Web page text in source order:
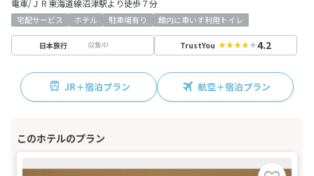
電車/ＪＲ東海道線沼津駅より徒歩７分
宅配サービス ホテル 駐車場有り 館内に車いす利用トイレ
日本旅行 収集中 TrustYou 4.2
JR＋宿泊プラン 航空＋宿泊プラン